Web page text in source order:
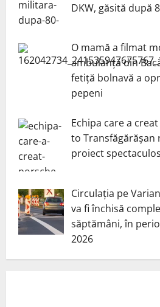
DKW, găsită după
O mamă a filmat
ambulanță din
fetiță bolnavă a
pepeni
Echipa care a
to Transfăgărășan
proiect spectaculos
Circulația pe
va fi închisă
săptămâni, în
2026